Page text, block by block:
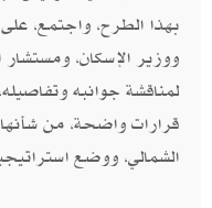
بهذا الطرح، واجتمع،
ووزير الإسكان،
لمناقشة جوانبه
قرارات واضحة، من
الشمالي، ووضع